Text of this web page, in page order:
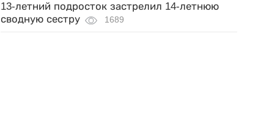
13-летний подросток застрелил 14-летнюю
сводную сестру
1689